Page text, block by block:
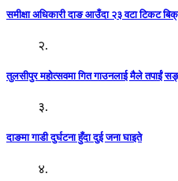
समीक्षा अधिकारी दाङ आउँदा २३ वटा टिकट
२.
तुलसीपुर महोत्सवमा गित गाउनलाई मैले तपाईं
३.
दाङमा गाडी दुर्घटना हुँदा दुई जना घाइते
४.